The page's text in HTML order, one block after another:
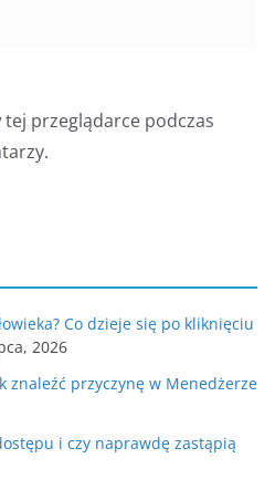
przeglądarce podczas
Co dzieje się po kliknięciu
2026
znaleźć przyczynę w Menedżerze
i czy naprawdę zastąpią